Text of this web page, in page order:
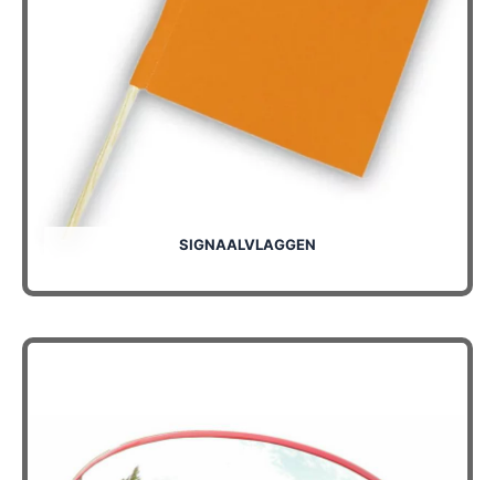
SIGNAALVLAGGEN